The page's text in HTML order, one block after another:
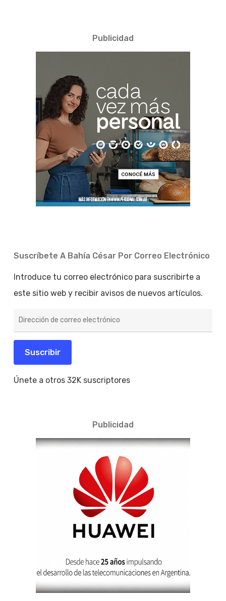
Publicidad
Suscríbete A Bahía César Por Correo Electrónico
Introduce tu correo electrónico para suscribirte a
este sitio web y recibir avisos de nuevos artículos.
de
electrónico
Suscribir
Únete a otros 32K suscriptores
Publicidad